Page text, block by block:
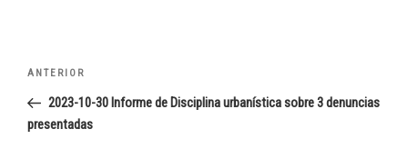
Navegación
entradas
Entrada
anterior:
ANTERIOR
2023-10-30 Informe de Disciplina urbanística sobre 3 denuncias
presentadas